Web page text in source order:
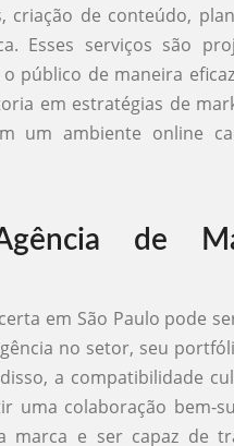
criação de conteúdo,
Esses serviços são
público de maneira
em estratégias de
um ambiente online
de
em São Paulo pode
no setor, seu
a compatibilidade
uma colaboração bem-
marca e ser capaz de